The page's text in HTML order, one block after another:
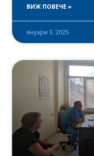
ВИЖ ПОВЕЧЕ »
януари 3, 2025